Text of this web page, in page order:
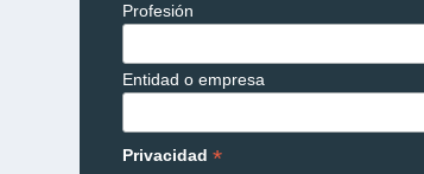
Profesión
Entidad o empresa
Privacidad*